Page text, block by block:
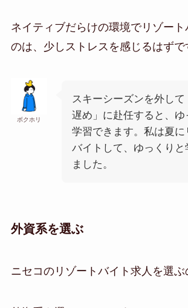
ネイティブだらけの環境でリゾート
のは、少しストレスを感じるはずで
ボクホリ
スキーシーズンを外して
遅め」に赴任すると、ゆ
学習できます。私は夏に
バイトして、ゆっくりと
ました。
外資系を選ぶ
ニセコのリゾートバイト求人を選ぶ